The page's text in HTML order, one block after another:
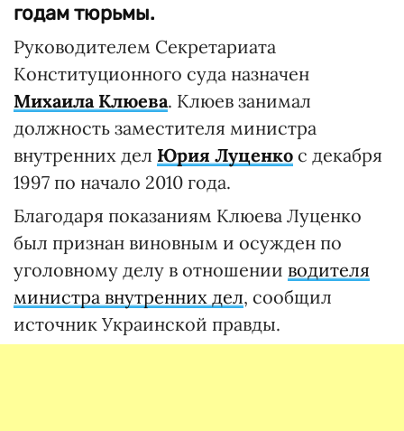
годам тюрьмы.
Руководителем Секретариата
Конституционного суда назначен
Михаила Клюева. Клюев занимал
должность заместителя министра
внутренних дел Юрия Луценко с декабря
1997 по начало 2010 года.
Благодаря показаниям Клюева Луценко
был признан виновным и осужден по
уголовному делу в отношении водителя
министра внутренних дел, сообщил
источник Украинской правды.